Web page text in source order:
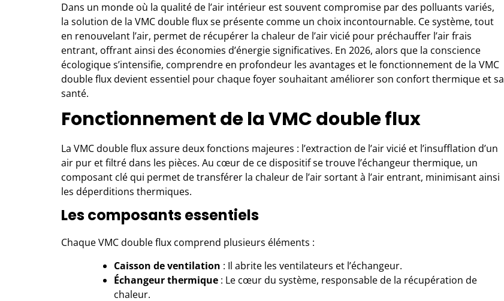
Dans un monde où la qualité de l’air intérieur est souvent compromise par des polluants variés,
la solution de la VMC double flux se présente comme un choix incontournable. Ce système, tout
en renouvelant l’air, permet de récupérer la chaleur de l’air vicié pour préchauffer l’air frais
entrant, offrant ainsi des économies d’énergie significatives. En 2026, alors que la conscience
écologique s’intensifie, comprendre en profondeur les avantages et le fonctionnement de la VMC
double flux devient essentiel pour chaque foyer souhaitant améliorer son confort thermique et sa
santé.
Fonctionnement de la VMC double flux
La VMC double flux assure deux fonctions majeures : l’extraction de l’air vicié et l’insufflation d’un
air pur et filtré dans les pièces. Au cœur de ce dispositif se trouve l’échangeur thermique, un
composant clé qui permet de transférer la chaleur de l’air sortant à l’air entrant, minimisant ainsi
les déperditions thermiques.
Les composants essentiels
Chaque VMC double flux comprend plusieurs éléments :
Caisson de ventilation : Il abrite les ventilateurs et l’échangeur.
Échangeur thermique : Le cœur du système, responsable de la récupération de
chaleur.